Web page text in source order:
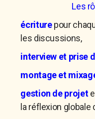
Les
écriturepour
les discussions,
interview et prise
montage et
gestion de projet
la réflexion globale